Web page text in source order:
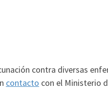
contra diversas
contacto con el Ministerio